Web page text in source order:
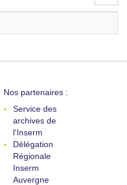
Nos partenaires :
Service des
archives de
l'Inserm
Délégation
Régionale
Inserm
Auvergne